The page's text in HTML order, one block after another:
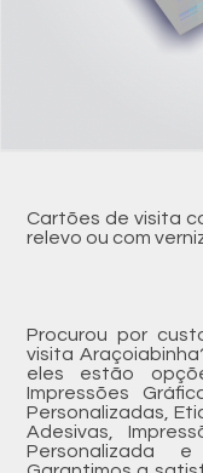
Cartões de visita
relevo ou com
Procurou por
visita
eles estão
Impressões
Personalizadas,
Adesivas,
Personalizada